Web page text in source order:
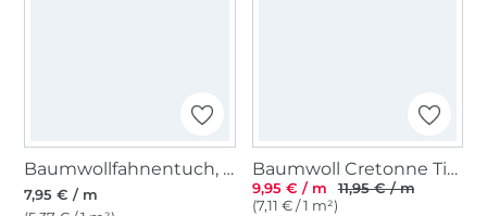
Baumwollfahnentuch, rehbraun
7,95 € / m
Baumwoll Cretonne Tiny Bloom, schwarz
9,95 € / m
11,95 € / m
(7,11 € / 1 m²)